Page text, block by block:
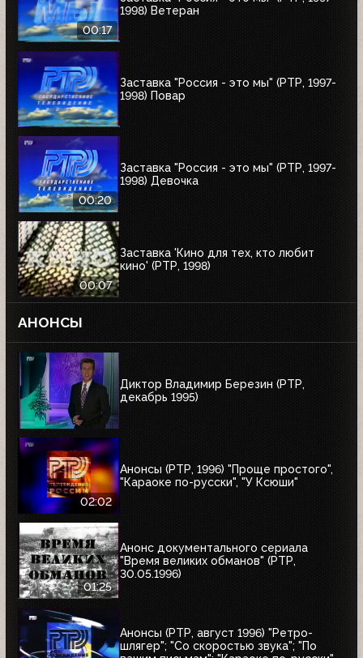
00:17
1998) Ветеран
Заставка "Россия - это мы" (РТР, 1997-
1998) Повар
00:20
Заставка "Россия - это мы" (РТР, 1997-
1998) Девочка
00:07
Заставка 'Кино для тех, кто любит
кино' (РТР, 1998)
АНОНСЫ
Диктор Владимир Березин (РТР,
декабрь 1995)
02:02
Анонсы (РТР, 1996) "Проще простого",
"Караоке по-русски", "У Ксюши"
01:25
Анонс документального сериала
"Время великих обманов" (РТР,
30.05.1996)
Анонсы (РТР, август 1996) "Ретро-
шлягер"; "Со скоростью звука"; "По